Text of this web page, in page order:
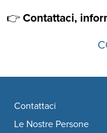
👉Contattaci,
Footer
Contattaci
Le Nostre Persone